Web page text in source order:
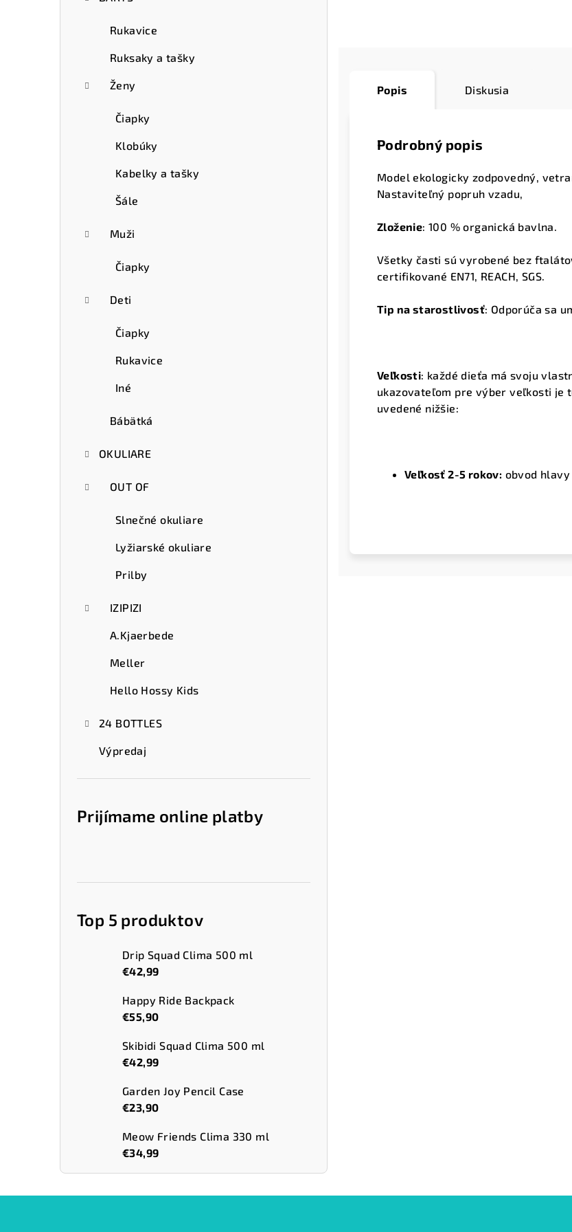
Rukavice
Ruksaky a tašky
Ženy
Čiapky
Klobúky
Kabelky a tašky
Šále
Muži
Čiapky
Deti
Čiapky
Rukavice
Iné
Bábätká
OKULIARE
OUT OF
Slnečné okuliare
Lyžiarské okuliare
Prilby
IZIPIZI
A.Kjaerbede
Meller
Hello Hossy Kids
24 BOTTLES
Výpredaj
Prijímame online platby
Top 5 produktov
Drip Squad Clima 500 ml
€42,99
Happy Ride Backpack
€55,90
Skibidi Squad Clima 500 ml
€42,99
Garden Joy Pencil Case
€23,90
Meow Friends Clima 330 ml
€34,99
Popis Diskusia
Podrobný popis
Model ekologicky zodpovedný,
Nastaviteľný popruh vzadu,
Zloženie:100 % organická bavlna.
Všetky časti sú vyrobené bez
certifikované EN71, REACH, SGS.
Tip na starostlivosť: Odporúča sa
Veľkosti: každé dieťa má svoju
ukazovateľom pre výber veľkosti je
uvedené nižšie:
Veľkosť 2-5 rokov: obvod hlavy